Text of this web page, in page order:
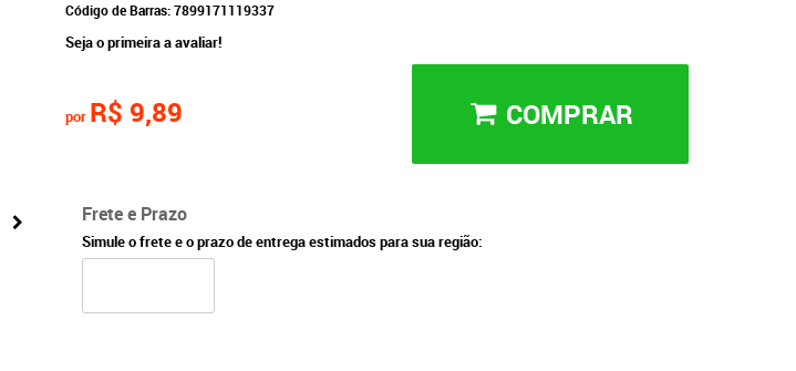
Código de Barras:7899171119337
Seja o primeira a avaliar!
por R$ 9,89 COMPRAR
Frete e Prazo
Simule o frete e o prazo de entrega estimados para sua região: